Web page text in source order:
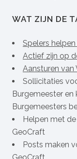
WAT ZIJN DE
Spelers
Actief zijn op
Aansturen van
Sollicitaties
Burgemeester en
Burgemeesters
Helpen met
GeoCraft
Posts maken